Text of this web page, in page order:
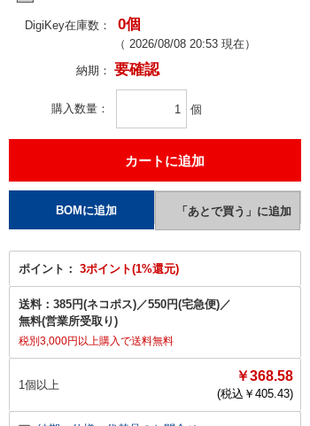
DigiKey在庫数： 0個
（ 2026/08/08 20:53 現在）
納期： 要確認
購入数量 個
ポイント： 3ポイント(1%還元)
送料： 385円(ネコポス)／550円(宅急便)／
無料(営業所受取り)
税別3,000円以上購入で送料無料
1個以上
￥368.58
(税込￥ 405.43)